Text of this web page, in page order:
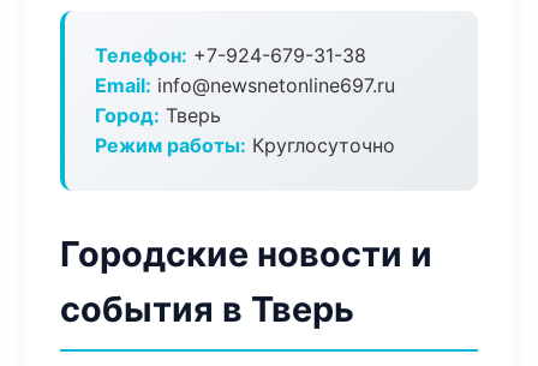
Телефон: +7-924-679-31-38
Email: info@newsnetonline697.ru
Город: Тверь
Режим работы: Круглосуточно
Городские новости и
события в Тверь